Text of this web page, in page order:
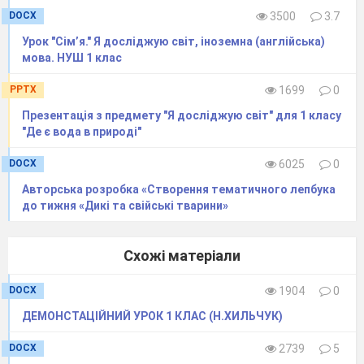
давайте трошки відпочинемо.
5.Фізкультхвилинка.
У нашому саду уже опало листя, (учні
імітуючи
падаюче листя)
І сонечко за хмари забрело
піднімають вгору, гойдаючись
сторони в сторону)
А в класі світло, затишок, тепло
(повороти тулуба ліворуч і
праворуч з витягнутими вперед
DOCX 3500
3.7
Урок "Сім’я." Я досліджую світ, іноземна (англійська)
мова. НУШ 1 клас
PPTX 1699
0
Презентація з предмету "Я досліджую світ" для 1 класу
"Де є вода в природі"
DOCX 6025
0
Авторська розробка «Створення тематичного лепбука
до тижня «Дикі та свійські тварини»
Схожі матеріали
DOCX 1904
0
ДЕМОНСТАЦІЙНИЙ УРОК 1 КЛАС (Н.ХИЛЬЧУК)
DOCX 2739
5